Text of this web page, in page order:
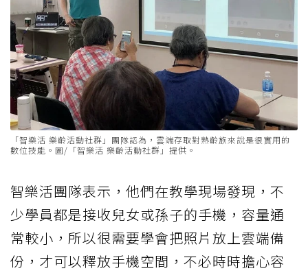
「智樂活 樂齡活動社群」團隊認為，雲端存取對熟齡族來說是很實用的
數位技能。圖/「智樂活 樂齡活動社群」提供。
智樂活團隊表示，他們在教學現場發現，不
少學員都是接收兒女或孫子的手機，容量通
常較小，所以很需要學會把照片放上雲端備
份，才可以釋放手機空間，不必時時擔心容